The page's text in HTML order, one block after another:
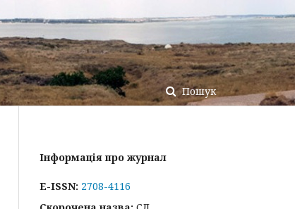
Пошук
Інформація про журнал
E-ISSN: 2708-4116